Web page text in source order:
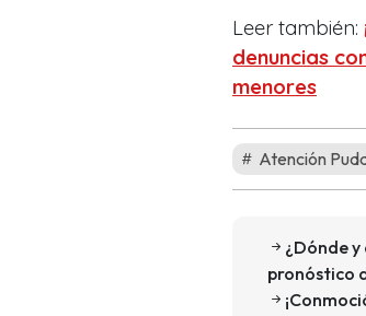
Leer también:
denuncias
menores
Atención
¿Dónde
pronóstico